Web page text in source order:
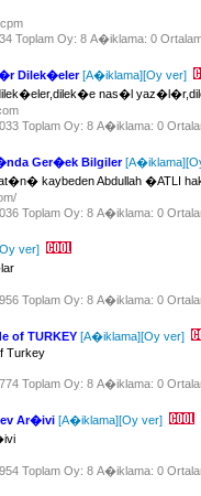
Toplam Oy: 8 A�iklama: 0
Dilek�eler[A�iklama][Oy ver]
nas�l
Toplam Oy: 8 A�iklama: 0
Ger�ek Bilgiler [A�iklama]
kaybeden Abdullah �ATLI
Toplam Oy: 8 A�iklama: 0
ver]
Toplam Oy: 8 A�iklama: 0
of TURKEY [A�iklama][Oy ver]
Turkey
Toplam Oy: 8 A�iklama: 0
Ar�ivi [A�iklama][Oy ver]
Toplam Oy: 8 A�iklama: 0